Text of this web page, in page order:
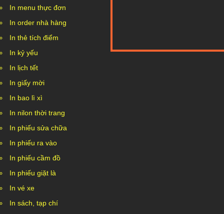
In menu thực đơn
In order nhà hàng
In thẻ tích điểm
In kỷ yếu
In lịch tết
In giấy mời
In bao lì xì
In nilon thời trang
In phiếu sửa chữa
In phiếu ra vào
In phiếu cầm đồ
In phiếu giặt là
In vé xe
In sách, tạp chí